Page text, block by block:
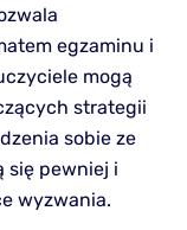
egzaminu i
mogą
strategii
sobie ze
się pewniej i
wyzwania.